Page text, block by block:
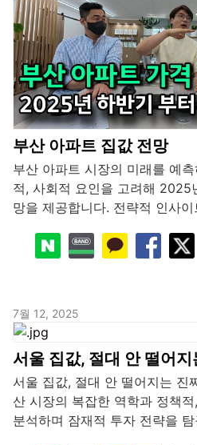
부산 아파트 집값 전망
부산 아파트 시장의 미래를 예
적, 사회적 요인을 고려해 2025
망을 제공합니다. 전략적 인사
7월 12, 2025
서울 집값, 절대 안 떨어
서울 집값, 절대 안 떨어지는 진
산 시장의 복잡한 역학과 정책
분석하며 잠재적 투자 전략을